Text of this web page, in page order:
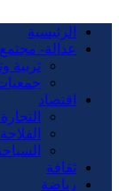
الرئيسية
عدالة-
تربية
اقتصاد
ثقافة
رياضة